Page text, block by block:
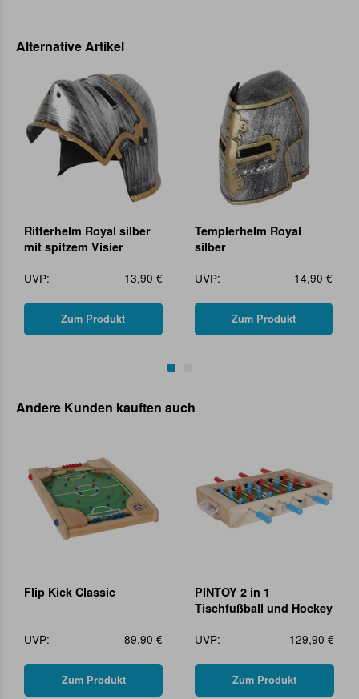
Alternative Artikel
Ritterhelm Royal silber
mit spitzem Visier
UVP:
13,90 €
Zum Produkt
Templerhelm Royal
silber
UVP:
14,90 €
Zum Produkt
Andere Kunden kauften auch
Flip Kick Classic
UVP: 89,90 €
Zum Produkt
PINTOY 2 in 1
Tischfußball und Hockey
UVP:
129,90 €
Zum Produkt